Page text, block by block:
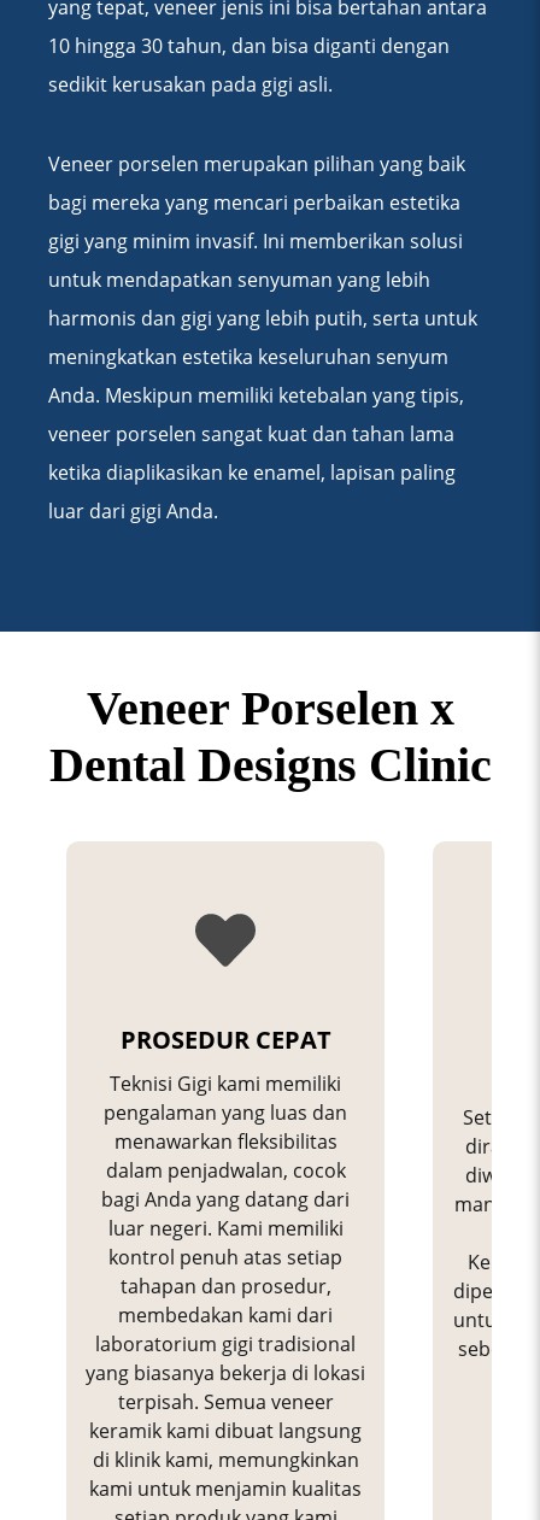
yang tepat, veneer jenis ini bisa bertahan antara
10 hingga 30 tahun, dan bisa diganti dengan
sedikit kerusakan pada gigi asli.
Veneer porselen merupakan pilihan yang baik
bagi mereka yang mencari perbaikan estetika
gigi yang minim invasif. Ini memberikan solusi
untuk mendapatkan senyuman yang lebih
harmonis dan gigi yang lebih putih, serta untuk
meningkatkan estetika keseluruhan senyum
Anda. Meskipun memiliki ketebalan yang tipis,
veneer porselen sangat kuat dan tahan lama
ketika diaplikasikan ke enamel, lapisan paling
luar dari gigi Anda.
Veneer Porselen x
Dental Designs Clinic
PROSEDUR CEPAT
Teknisi Gigi kami memiliki
pengalaman yang luas dan
menawarkan fleksibilitas
dalam penjadwalan, cocok
bagi Anda yang datang dari
luar negeri. Kami memiliki
kontrol penuh atas setiap
tahapan dan prosedur,
membedakan kami dari
laboratorium gigi tradisional
yang biasanya bekerja di lokasi
terpisah. Semua veneer
keramik kami dibuat langsung
di klinik kami, memungkinkan
kami untuk menjamin kualitas
Setiap
manual
untuk